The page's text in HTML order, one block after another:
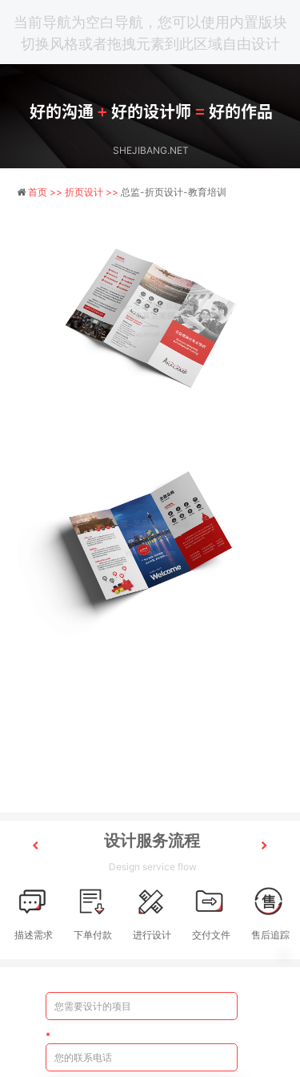
当前导航为空白导航，您可以使用内置版块
切换风格或者拖拽元素到此区域自由设计
好的沟通+好的设计师 = 好的作品
SHEJIBANG.NET
首页 >> 折页设计 >> 总监-折页设计-教育培训
设计服务流程
Design service flow
下单付款 进行设计 交付文件 售后追踪
描述需求